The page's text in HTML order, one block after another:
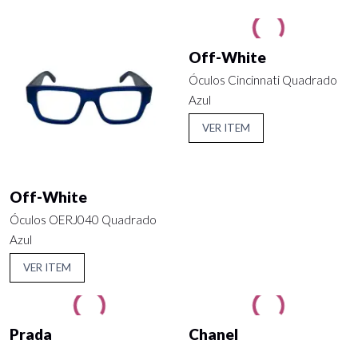
Off-White
Óculos OERJ040 Quadrado
Azul
VER ITEM
Off-White
Óculos Cincinnati Quadrado
Azul
VER ITEM
Prada Chanel